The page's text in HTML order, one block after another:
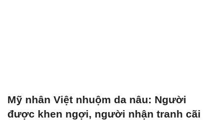
Mỹ nhân Việt nhuộm da nâu: Người
được khen ngợi, người nhận tranh cãi